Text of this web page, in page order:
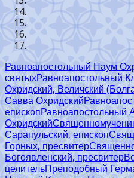
Равноапостольный Наум
святыхРавноапостольный
Охридский, Величский
Савва Охридский
епископРавноапостольный
Охридский
Сарапульский, епископ
Горных, пресвитер
Богоявленский, пресвитер
целительПреподобный